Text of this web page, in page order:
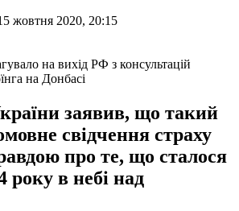
жовтня 2020, 20:15
на Донбасі
заявив, що такий
свідчення страху
про те, що сталося
року в небі над